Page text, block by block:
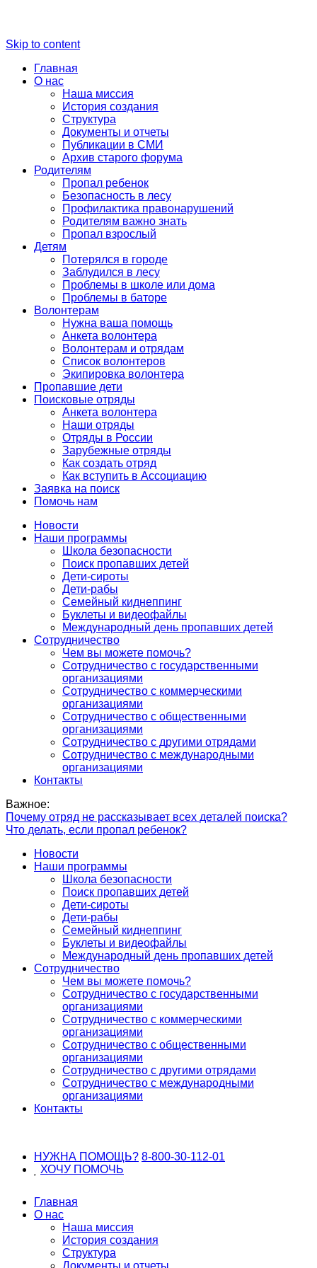
Skip to content
Главная
О нас
Наша миссия
История создания
Структура
Документы и отчеты
Публикации в СМИ
Архив старого форума
Родителям
Пропал ребенок
Безопасность в лесу
Профилактика правонарушений
Родителям важно знать
Пропал взрослый
Детям
Потерялся в городе
Заблудился в лесу
Проблемы в школе или дома
Проблемы в баторе
Волонтерам
Нужна ваша помощь
Анкета волонтера
Волонтерам и отрядам
Список волонтеров
Экипировка волонтера
Пропавшие дети
Поисковые отряды
Анкета волонтера
Наши отряды
Отряды в России
Зарубежные отряды
Как создать отряд
Как вступить в Ассоциацию
Заявка на поиск
Помочь нам
Новости
Наши программы
Школа безопасности
Поиск пропавших детей
Дети-сироты
Дети-рабы
Семейный киднеппинг
Буклеты и видеофайлы
Международный день пропавших детей
Сотрудничество
Чем вы можете помочь?
Сотрудничество с государственными
организациями
Сотрудничество с коммерческими
организациями
Сотрудничество с общественными
организациями
Сотрудничество с другими отрядами
Сотрудничество с международными
организациями
Контакты
Важное:
Почему отряд не рассказывает всех деталей поиска?
Что делать, если пропал ребенок?
Новости
Наши программы
Школа безопасности
Поиск пропавших детей
Дети-сироты
Дети-рабы
Семейный киднеппинг
Буклеты и видеофайлы
Международный день пропавших детей
Сотрудничество
Чем вы можете помочь?
Сотрудничество с государственными
организациями
Сотрудничество с коммерческими
организациями
Сотрудничество с общественными
организациями
Сотрудничество с другими отрядами
Сотрудничество с международными
организациями
Контакты
НУЖНА ПОМОЩЬ? 8-800-30-112-01
ХОЧУ ПОМОЧЬ
Главная
О нас
Наша миссия
История создания
Структура
Документы и отчеты